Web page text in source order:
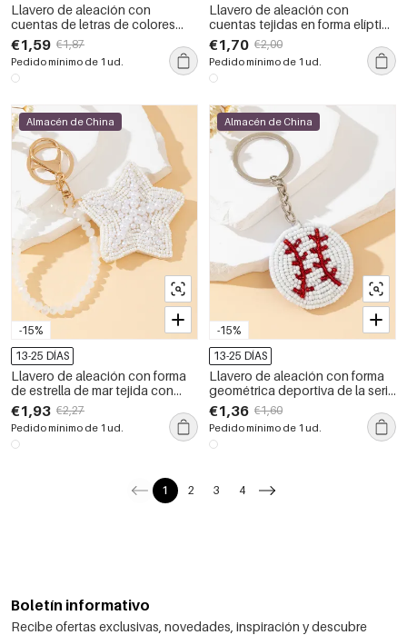
Llavero de aleación con
cuentas de letras de colores
variados de la serie étnica, estilo
casual.
€1,59 €1,87
Pedido mínimo de 1 ud.
Llavero de aleación con
cuentas tejidas en forma elíptica
de la serie Simple Casual Beads
€1,70 €2,00
Pedido mínimo de 1 ud.
-15%
Almacén de China
13-25 DÍAS
Llavero de aleación con forma
de estrella de mar tejida con
cuentas de estilo oceánico
natural de la serie Simple
€1,93 €2,27
Pedido mínimo de 1 ud.
-15%
Almacén de China
13-25 DÍAS
Llavero de aleación con forma
geométrica deportiva de la serie
sencilla
€1,36 €1,60
Pedido mínimo de 1 ud.
1 2 3 4
Boletín informativo
Recibe ofertas exclusivas, novedades, inspiración y descubre